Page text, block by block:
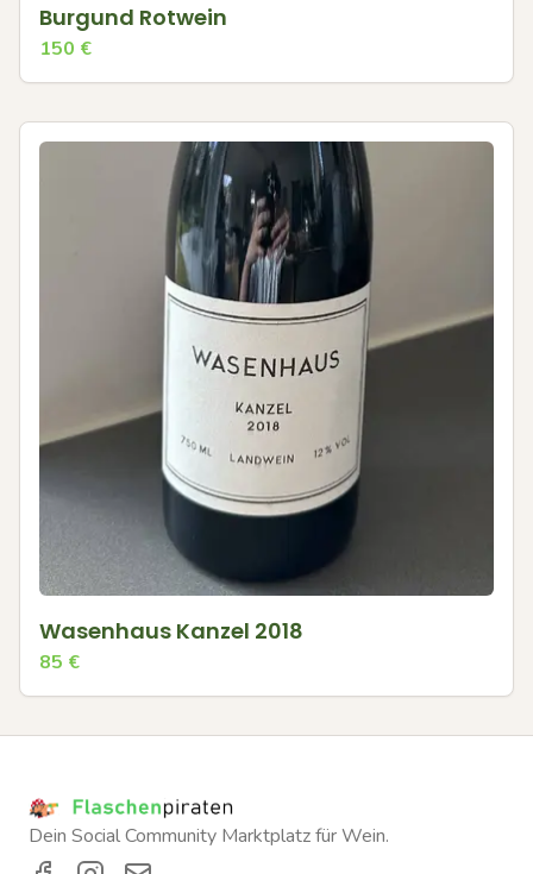
Burgund Rotwein
150 €
Wasenhaus Kanzel 2018
85 €
Dein Social Community Marktplatz für Wein.